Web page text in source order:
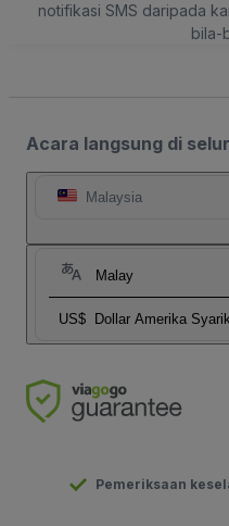
notifikasi SMS daripada
bila-
Acara langsung di
Malaysia
Malay
US$ Dollar Amerika
Pemeriksaan